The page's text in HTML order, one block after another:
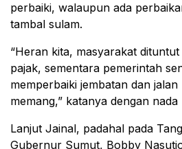
perbaiki, walaupun ada
tambal sulam.
“Heran kita, masyarakat
pajak, sementara pemerintah
memperbaiki jembatan dan
memang,” katanya dengan nada
Lanjut Jainal, padahal pada
Gubernur Sumut, Bobby